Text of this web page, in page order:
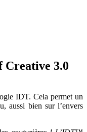
Creative 3.0
IDT. Cela permet un
aussi bien sur l’envers